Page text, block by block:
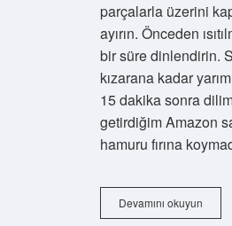
parçalarla üzerini
ayırın. Önceden
bir süre dinlendirin.
kızarana kadar
15 dakika sonra
getirdiğim Amazon
hamuru fırına
Devamını okuyun